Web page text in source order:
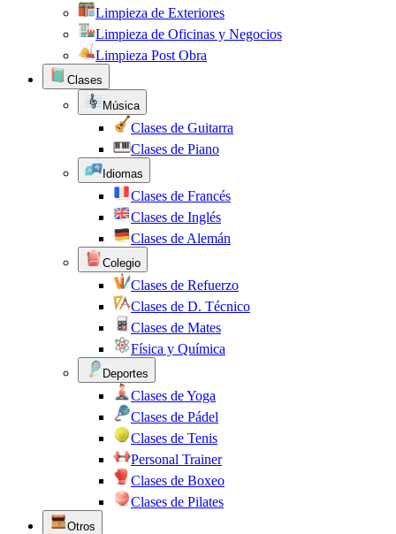
Limpieza de Exteriores
Limpieza de Oficinas y Negocios
Limpieza Post Obra
Clases
Música
Clases de Guitarra
Clases de Piano
Idiomas
Clases de Francés
Clases de Inglés
Clases de Alemán
Colegio
Clases de Refuerzo
Clases de D. Técnico
Clases de Mates
Física y Química
Deportes
Clases de Yoga
Clases de Pádel
Clases de Tenis
Personal Trainer
Clases de Boxeo
Clases de Pilates
Otros